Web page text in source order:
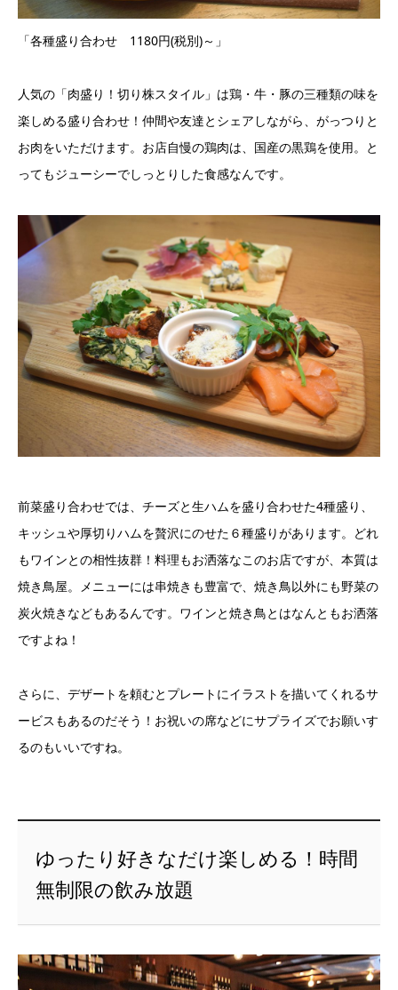
「各種盛り合わせ 1180円(税別)～」
人気の「肉盛り！切り株スタイル」は鶏・牛・豚の三種類の味を
楽しめる盛り合わせ！仲間や友達とシェアしながら、がっつりと
お肉をいただけます。お店自慢の鶏肉は、国産の黒鶏を使用。と
ってもジューシーでしっとりした食感なんです。
前菜盛り合わせでは、チーズと生ハムを盛り合わせた4種盛り、
キッシュや厚切りハムを贅沢にのせた６種盛りがあります。どれ
もワインとの相性抜群！料理もお洒落なこのお店ですが、本質は
焼き鳥屋。メニューには串焼きも豊富で、焼き鳥以外にも野菜の
炭火焼きなどもあるんです。ワインと焼き鳥とはなんともお洒落
ですよね！
さらに、デザートを頼むとプレートにイラストを描いてくれるサ
ービスもあるのだそう！お祝いの席などにサプライズでお願いす
るのもいいですね。
ゆったり好きなだけ楽しめる！時間
無制限の飲み放題